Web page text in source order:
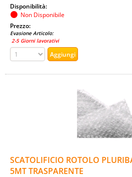
Disponibilità:
Non Disponibile
Prezzo:
Evasione Articolo:
2-5 Giorni lavorativi
SCATOLIFICIO ROTOLO
5MT TRASPARENTE